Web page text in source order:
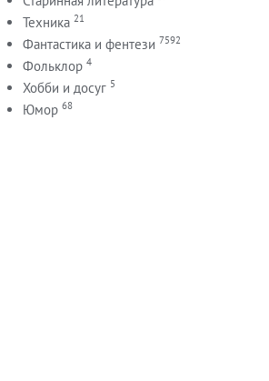
Техника 21
Фантастика и фентези 7592
Фольклор 4
Хобби и досуг 5
Юмор 68